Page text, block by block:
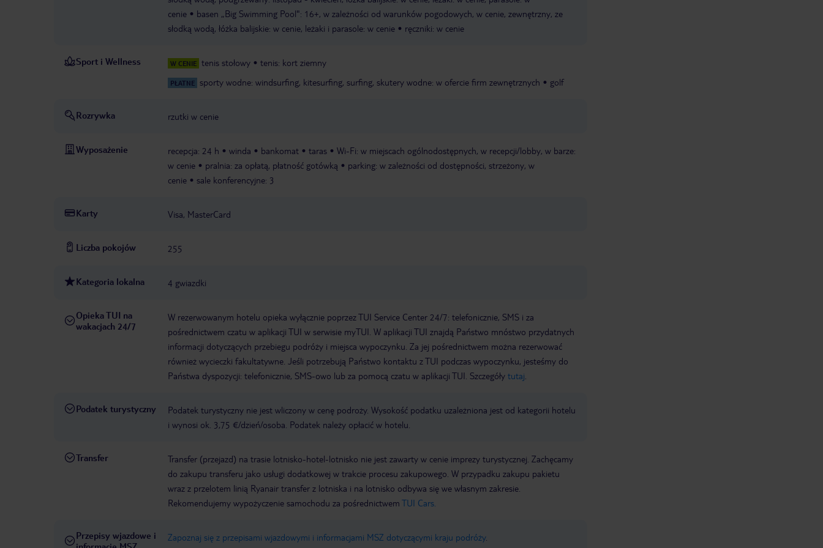
cenie
basen „Big Swimming Pool": 16+, w zależności od warunków pogodowych, w cenie, zewnętrzny, ze
słodką wodą, łóżka balijskie: w cenie, leżaki i parasole: w cenie
ręczniki: w cenie
Sport i Wellness W CENIE tenis stołowy tenis: kort ziemny
PŁATNE sporty wodne: windsurfing, kitesurfing, surfing, skutery wodne: w ofercie firm zewnętrznych golf
Rozrywka rzutki w cenie
Wyposażenie recepcja: 24 h winda bankomat taras
Wi-Fi: w miejscach ogólnodostępnych, w recepcji/lobby, w barze:
w cenie
pralnia: za opłatą, płatność gotówką
parking: w zależności od dostępności, strzeżony, w
cenie
sale konferencyjne: 3
Karty Visa, MasterCard
Liczba pokojów 255
Kategoria lokalna 4 gwiazdki
Opieka TUI na
wakacjach 24/7
W rezerwowanym hotelu opieka wyłącznie poprzez TUI Service Center 24/7: telefonicznie, SMS i za
pośrednictwem czatu w aplikacji TUI w serwisie myTUI. W aplikacji TUI znajdą Państwo mnóstwo przydatnych
informacji dotyczących przebiegu podróży i miejsca wypoczynku. Za jej pośrednictwem można rezerwować
również wycieczki fakultatywne. Jeśli potrzebują Państwo kontaktu z TUI podczas wypoczynku, jesteśmy do
Państwa dyspozycji: telefonicznie, SMS-owo lub za pomocą czatu w aplikacji TUI. Szczegóły tutaj
Podatek turystyczny
Podatek turystyczny nie jest wliczony w cenę podroży. Wysokość podatku uzależniona jest od kategorii hotelu
i wynosi ok. 3,75 €/dzień/osoba. Podatek należy opłacić w hotelu.
Transfer
Transfer (przejazd) na trasie lotnisko-hotel-lotnisko nie jest zawarty w cenie imprezy turystycznej. Zachęcamy
do zakupu transferu jako usługi dodatkowej w trakcie procesu zakupowego. W przypadku zakupu pakietu
wraz z przelotem linią Ryanair transfer z lotniska i na lotnisko odbywa się we własnym zakresie.
Rekomendujemy wypożyczenie samochodu za pośrednictwem TUI Cars.
Przepisy wjazdowe i
Zapoznaj się z przepisami wjazdowymi i informacjami MSZ dotyczącymi kraju podróży.